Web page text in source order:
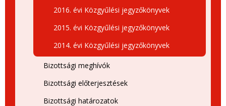
2016. évi Közgyűlési jegyzőkönyvek
2015. évi Közgyűlési jegyzőkönyvek
2014. évi Közgyűlési jegyzőkönyvek
Bizottsági meghívók
Bizottsági előterjesztések
Bizottsági határozatok